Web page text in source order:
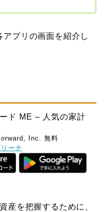
プリの画面を紹介し
ド ME – 人気の家計
Inc.
無料
ーチ
産を把握するために、